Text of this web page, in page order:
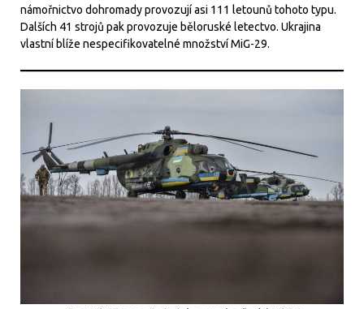
námořnictvo dohromady provozují asi 111 letounů tohoto typu.
Dalších 41 strojů pak provozuje běloruské letectvo. Ukrajina
vlastní blíže nespecifikovatelné množství MiG-29.